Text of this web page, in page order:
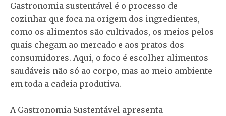
Gastronomia sustentável é o processo de
cozinhar que foca na origem dos ingredientes,
como os alimentos são cultivados, os meios pelos
quais chegam ao mercado e aos pratos dos
consumidores. Aqui, o foco é escolher alimentos
saudáveis não só ao corpo, mas ​​ao meio ambiente
em toda a cadeia produtiva.
A Gastronomia Sustentável apresenta